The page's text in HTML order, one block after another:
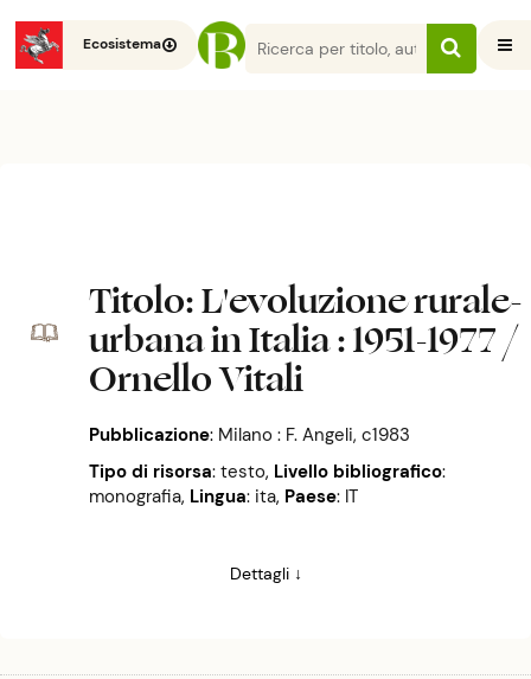
Ecosistema
Titolo: L'evoluzione rurale-
urbana in Italia : 1951-1977 /
Ornello Vitali
Pubblicazione: Milano : F. Angeli, c1983
Tipo di risorsa: testo, Livello bibliografico:
monografia, Lingua: ita, Paese: IT
Dettagli ↓